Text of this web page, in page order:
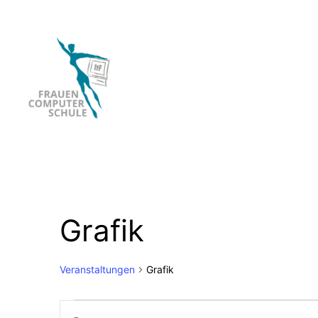
Grafik
Veranstaltungen Grafik